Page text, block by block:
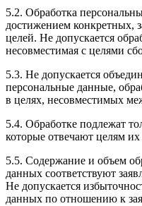
5.2. Обработка
достижением конкретных,
целей. Не допускается
несовместимая с целями
5.3. Не допускается
персональные данные,
в целях, несовместимых
5.4. Обработке подлежат
которые отвечают целям их
5.5. Содержание и объем
данных соответствуют
Не допускается
данных по отношению к